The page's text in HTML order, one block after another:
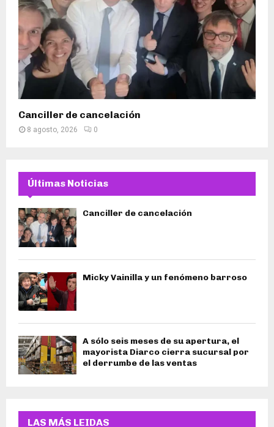
Canciller de cancelación
8 agosto, 2026 0
Últimas Noticias
Canciller de cancelación
Micky Vainilla y un fenómeno barroso
A sólo seis meses de su apertura, el
mayorista Diarco cierra sucursal por
el derrumbe de las ventas
LAS MÁS LEIDAS